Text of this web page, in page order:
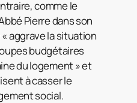
comme le
Pierre dans son
aggrave la situation
budgétaires
du logement » et
à casser le
social.